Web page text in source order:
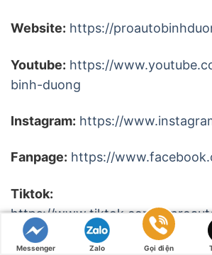
Website: https://
Youtube: https://
binh-duong
Instagram: https://
Fanpage: https://
Tiktok:
https://www.tiktok.com/
Messenger Zalo Gọi điện